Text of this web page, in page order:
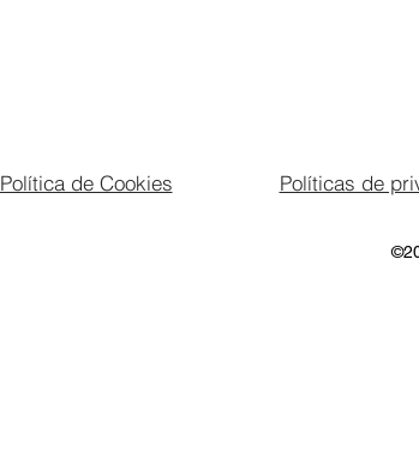
Política de Cookies Políticas de